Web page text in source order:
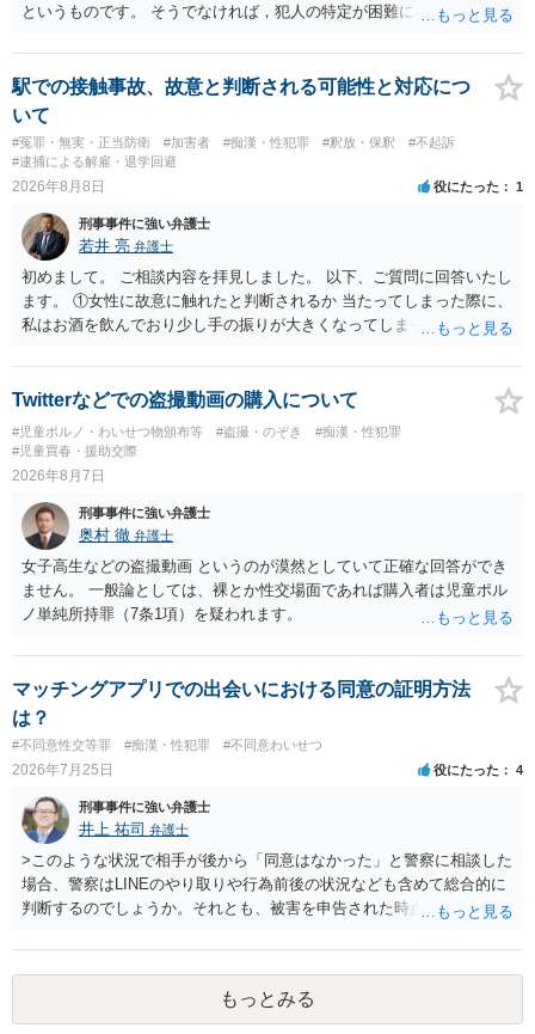
というものです。 そうでなければ，犯人の特定が困難になってしまい
（事件性）とともに，誰の行為かの判断がされる（犯人性）が必要な
のですが，現認時に警察が臨場できる場合以外は，基本的に犯人性を
特定することができません。もちろん，常習性が顕著で，既に前科を
有していて警察に把握されていれば別ですが，そのような方は，この
ような場所に質問を掲げてくることはありません。心配・不安になる
ことはよくわかるのですが，心配・不安を感じている方は，警察に把
ません。したがって，自分が犯人であるとされることはないのです。
ですから，相談者の場合は，大丈夫です。安心してください。それで
は，①～③に答えます。 ①について 腕の動き，女性への向かい方をみ
れば，酔っていて偶然の出来事か，意図的に偶然を装うように触った
のかは，わかります。触る瞬間ではなくて，触るまでの状況の方が重
いているわけではありません。腕の振り方も，そのときだけ偶然大き
くなるわけではありません。ですから，本件では，意図的だと疑われ
ることはないと思います。その雰囲気は，当たってしまった女性にも
伝わっていたのでしょう。ですから大丈夫です。なお，故意は，主観
面の話なので，防犯カメラの映像で決められることはありません。本
人の話（故意を否認する話）が実際の状況と矛盾しないかだけの話で
す。 ②について 犯人性が特定できませんから，逮捕や呼出の可能性は
ないと思います。 ③について ②がないので，③はそもそもないことが
前提なので，期間も考えなくて大丈夫です。 というわけで，本件は大
丈夫ですから，今後，同じような不安に襲われることがないように気
をつけてくださいね。それが一番大事です。
駅での接触事故、故意と判断される可能性と対応につ
いて
#冤罪・無実・正当防衛 #加害者 #痴漢・性犯罪 #釈放・保釈
#不起訴
#逮捕による解雇・退学回避
2026年8月8日 役にたった 1
刑事事件に強い弁護士
若井 亮 弁護士
初めまして。 ご相談内容を拝見しました。 以下、ご質問に回答いたし
ます。 ①女性に故意に触れたと判断されるか 当たってしまった際に、
私はお酒を飲んでおり少し手の振りが大きくなってしまっていたこと
いた場合、故意だと判定されやすいのでしょうか？ お伺いする限り、
故意があると判断されることは無いかと思います。 ②逮捕、呼び出し
捕、呼び出しされる可能性はどれほどでしょうか？ 誤って当たってし
まっただけであり、さらにその場で女性等のアクションが無かったこ
す。 ③逮捕呼び出しまでの期間 大体どれほどの期間逮捕呼び出しの可
能性があると考えれば良いのでしょうか？ 逮捕や呼び出しの可能性は
極めて低いと思います。 連絡が来ることはないでしょう。
Twitterなどでの盗撮動画の購入について
#児童ポルノ・わいせつ物頒布等 #盗撮・のぞき
#痴漢・性犯罪
#児童買春・援助交際
2026年8月7日
刑事事件に強い弁護士
奥村 徹 弁護士
女子高生などの盗撮動画 というのが漠然としていて正確な回答ができ
ません。 一般論としては、裸とか性交場面であれば購入者は児童ポル
ノ単純所持罪（7条1項）を疑われます。
マッチングアプリでの出会いにおける同意の証明方法
は？
#不同意性交等罪 #痴漢・性犯罪 #不同意わいせつ
2026年7月25日 役にたった 4
刑事事件に強い弁護士
井上 祐司 弁護士
>このような状況で相手が後から「同意はなかった」と警察に相談した
場合、警察はLINEのやり取りや行為前後の状況なども含めて総合的に
判断するのでしょうか。それとも、被害を申告された時点で私がかな
の（不起訴事案）を含めて数件経験していますが、いずれも警察の対
応は前者です。 特に近年は、いわゆる異性間のトラブルから報復的
に不同意性交・不同意わいせつの罪の被害届が出される事案が頻発し
ており、警察も闇雲な逮捕をしないよう慎重になっているため、まず
もっとみる